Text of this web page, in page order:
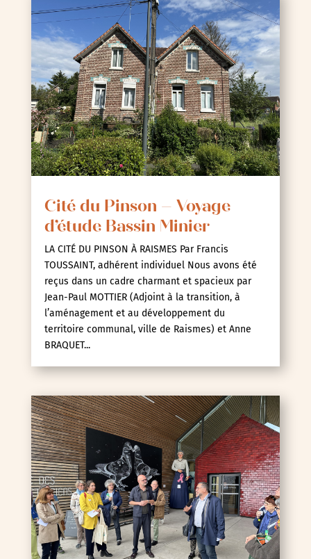
Cité du Pinson – Voyage
d’étude Bassin Minier
LA CITÉ DU PINSON À RAISMES Par Francis
TOUSSAINT, adhérent individuel Nous avons été
reçus dans un cadre charmant et spacieux par
Jean-Paul MOTTIER (Adjoint à la transition, à
l’aménagement et au développement du
territoire communal, ville de Raismes) et Anne
BRAQUET...